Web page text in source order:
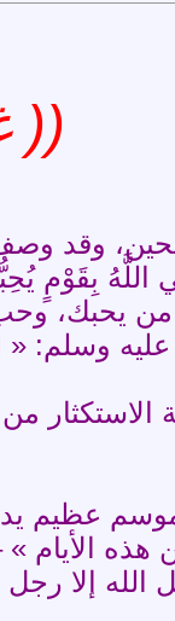
((
من يحبك،
وسلم:
الاستكثار
عظيم
هذه الأيام
الله إلا